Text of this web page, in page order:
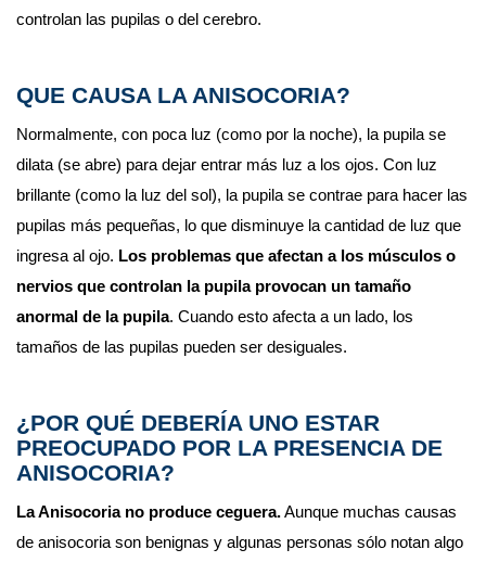
controlan las pupilas o del cerebro.
QUE CAUSA LA ANISOCORIA?
Normalmente, con poca luz (como por la noche), la pupila se
dilata (se abre) para dejar entrar más luz a los ojos. Con luz
brillante (como la luz del sol), la pupila se contrae para hacer las
pupilas más pequeñas, lo que disminuye la cantidad de luz que
ingresa al ojo. Los problemas que afectan a los músculos o
nervios que controlan la pupila provocan un tamaño
anormal de la pupila. Cuando esto afecta a un lado, los
tamaños de las pupilas pueden ser desiguales.
¿POR QUÉ DEBERÍA UNO ESTAR
PREOCUPADO POR LA PRESENCIA DE
ANISOCORIA?
La Anisocoria no produce ceguera. Aunque muchas causas
de anisocoria son benignas y algunas personas sólo notan algo